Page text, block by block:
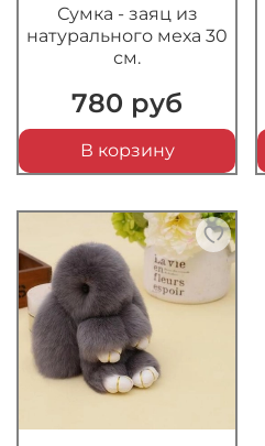
Сумка - заяц из
натурального меха 30
см.
780 руб
В корзину